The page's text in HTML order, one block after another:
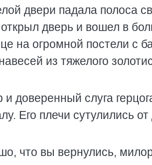
двери падала полоса
дверь и вошел в
на огромной постели с
из тяжелого
и доверенный слуга
Его плечи сутулились
что вы вернулись,